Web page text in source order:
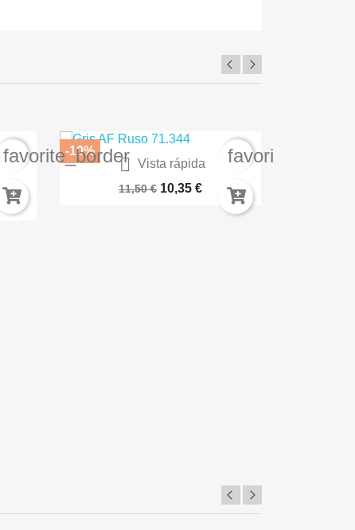
favorite_border
 Vista rápida
BARNIZ PROTECTOR SPRAY AK1015
11,50 € 10,35 €
-10% favorite_border